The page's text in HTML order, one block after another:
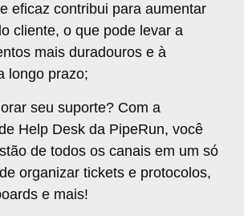
eficaz contribui para aumentar
cliente, o que pode levar a
mais duradouros e à
longo prazo;
seu suporte? Com a
Help Desk da PipeRun, você
de todos os canais em um só
organizar tickets e protocolos,
e mais!